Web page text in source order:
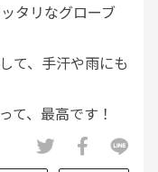
タリなグローブ
て、手汗や雨にも
て、最高です！